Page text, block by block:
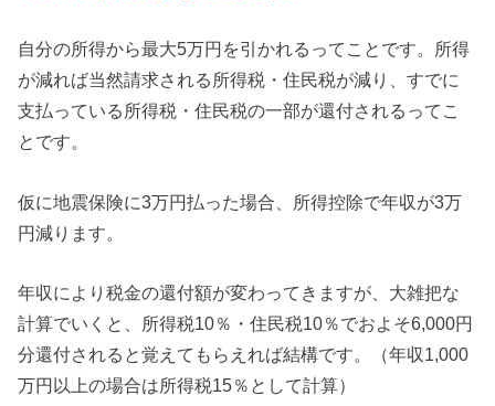
自分の所得から最大5万円を引かれるってことです。所得
が減れば当然請求される所得税・住民税が減り、すでに
支払っている所得税・住民税の一部が還付されるってこ
とです。
仮に地震保険に3万円払った場合、所得控除で年収が3万
円減ります。
年収により税金の還付額が変わってきますが、大雑把な
計算でいくと、所得税10％・住民税10％でおよそ6,000円
分還付されると覚えてもらえれば結構です。（年収1,000
万円以上の場合は所得税15％として計算）